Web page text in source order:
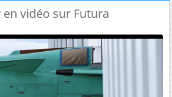
en vidéo sur Futura